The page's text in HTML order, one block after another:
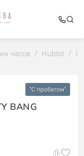
часов / Hublot /
"C пробегом"
BANG